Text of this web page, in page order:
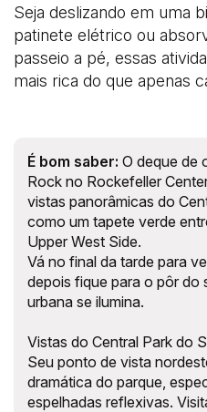
Seja deslizando em uma
patinete elétrico ou
passeio a pé, essas
mais rica do que apenas
É bom saber: O deque de
Rock no Rockefeller
vistas panorâmicas do
como um tapete verde
Upper West Side.
Vá no final da tarde para
depois fique para o pôr do
urbana se ilumina.
Vistas do Central Park do
Seu ponto de vista
dramática do parque,
espelhadas reflexivas.